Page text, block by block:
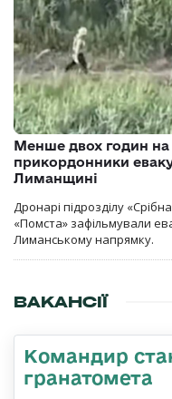
Менше двох годин на
прикордонники
Лиманщині
Дронарі підрозділу
«Помста» зафільмували
Лиманському напрямку.
ВАКАНСІЇ
Командир
гранатомета